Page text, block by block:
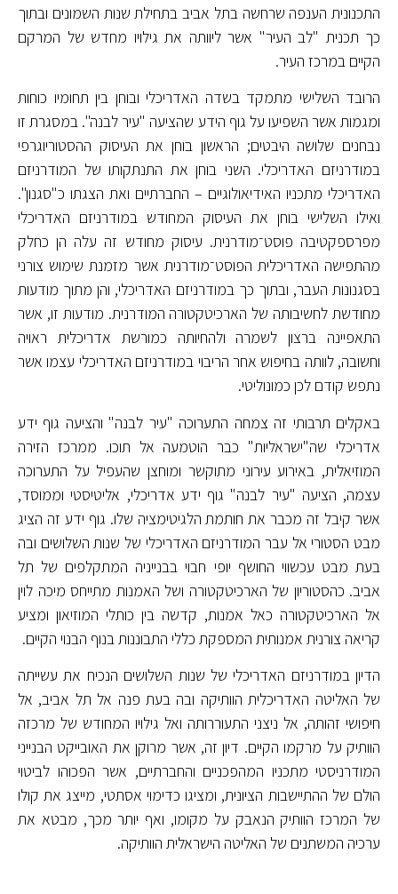
התכנונית הענפה שרחשה בתל אביב בתחילת שנות השמונים ובתוך
כך תכנית "לב העיר" אשר ליוותה את גילויו מחדש של המרקם
הקיים במרכז העיר.
הרובד השלישי מתמקד בשדה האדריכלי ובוחן בין תחומיו כוחות
ומגמות אשר השפיעו על גוף הידע שהציעה "עיר לבנה". במסגרת זו
נבחנים שלושה היבטים; הראשון בוחן את העיסוק ההסטוריוגרפי
במודרניזם האדריכלי. השני בוחן את התנתקותו של המודרניזם
האדריכלי מתכניו האידיאולוגיים – החברתיים ואת הצגתו כ"סגנון".
ואילו השלישי בוחן את העיסוק המחודש במודרניזם האדריכלי
מפרספקטיבה פוסט־מודרנית. עיסוק מחודש זה עלה הן כחלק
מהתפישה האדריכלית הפוסט־מודרנית אשר מזמנת שימוש צורני
בסגנונות העבר, ובתוך כך במודרניזם האדריכלי, והן מתוך מודעות
מחודשת לחשיבותה של הארכיטקטורה המודרנית. מודעות זו, אשר
התאפיינה ברצון לשמרה ולהחיותה כמורשת אדריכלית ראויה
וחשובה, לוותה בחיפוש אחר הריבוי במודרניזם האדריכלי עצמו אשר
נתפש קודם לכן כמונוליטי.
באקלים תרבותי זה צמחה התערוכה "עיר לבנה" והציעה גוף ידע
אדריכלי שה"ישראליות" כבר הוטמעה אל תוכו. ממרכז הזירה
המוזיאלית, באירוע עירוני מתוקשר ומוחצן שהעפיל על התערוכה
עצמה, הציעה "עיר לבנה" גוף ידע אדריכלי, אליטיסטי וממוסד,
אשר קיבל זה מכבר את חותמת הלגיטימציה שלו. גוף ידע זה הציג
מבט הסטורי אל עבר המודרניזם האדריכלי של שנות השלושים ובה
בעת מבט עכשווי החושף יופי חבוי בבנייניה המתקלפים של תל
אביב. כהסטוריון של הארכיטקטורה ושל האמנות מתייחס מיכה לוין
אל הארכיטקטורה כאל אמנות, קדשה בין כותלי המוזיאון ומציע
קריאה צורנית אמנותית המספקת כללי התבוננות בנוף הבנוי הקיים.
הדיון במודרניזם האדריכלי של שנות השלושים הנכיח את עשייתה
של האליטה האדריכלית הוותיקה ובה בעת פנה אל תל אביב, אל
חיפושי זהותה, אל ניצני התעוררותה ואל גילויו המחודש של מרכזה
הוותיק על מרקמו הקיים. דיון זה, אשר מרוקן את האובייקט הבנייני
המודרניסטי מתכניו המהפכניים והחברתיים, אשר הפכוהו לביטוי
הולם של ההתיישבות הציונית, ומציגו כדימוי אסתטי, מייצג את קולו
של המרכז הוותיק הנאבק על מקומו, ואף יותר מכך, מבטא את
ערכיה המשתנים של האליטה הישראלית הוותיקה.